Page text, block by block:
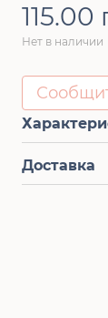
115.00
Нет в наличии
Доставка